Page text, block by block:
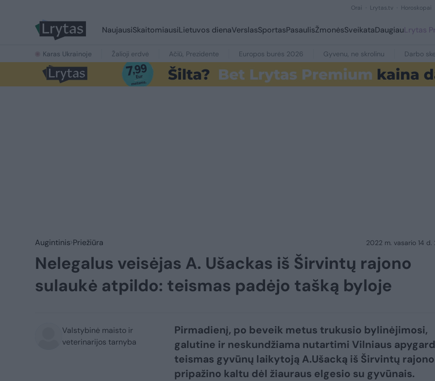
Orai Lrytas.tv Horoskopai
NaujausiSkaitomiausiLietuvos dienaVerslasSportasPasaulisŽmonėsSveikataDaugiauLrytas
Karas Ukrainoje Žalioji erdvė Ačiū, Prezidente Europos burės 2026 Gyvenu, ne skrolinu Darbo
Augintinis Priežiūra 2022 m. vasario 14 d.
Nelegalus veisėjas A. Ušackas iš Širvintų rajono
sulaukė atpildo: teismas padėjo tašką byloje
Valstybinė maisto ir
veterinarijos tarnyba
Pirmadienį, po beveik metus trukusio bylinėjimosi,
galutine ir neskundžiama nutartimi Vilniaus
teismas gyvūnų laikytoją A.Ušacką iš Širvintų rajono
pripažino kaltu dėl žiauraus elgesio su gyvūnais.